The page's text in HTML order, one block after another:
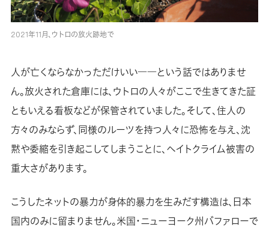
2021年11月、ウトロの放火跡地で
人が亡くならなかっただけいい――という話ではありませ
ん。放火された倉庫には、ウトロの人々がここで生きてきた証
ともいえる看板などが保管されていました。そして、住人の
方々のみならず、同様のルーツを持つ人々に恐怖を与え、沈
黙や委縮を引き起こしてしまうことに、ヘイトクライム被害の
重大さがあります。
こうしたネットの暴力が身体的暴力を生みだす構造は、日本
国内のみに留まりません。米国・ニューヨーク州バファローで